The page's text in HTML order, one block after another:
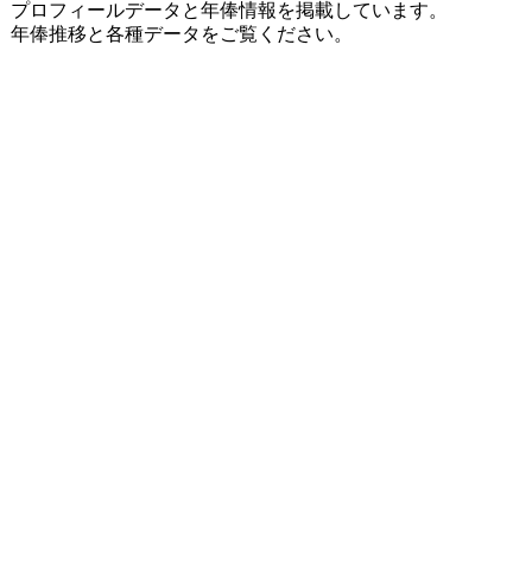
プロフィールデータと年俸情報を掲載しています。
年俸推移と各種データをご覧ください。